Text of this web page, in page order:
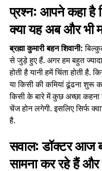
प्रश्न: आपने कहा है
क्या यह अब और भी
ब्रह्मा कुमारी बहन शिवानी:
से जुड़े हुए हैं. अगर हम बहुत ज्यादा
होती है यानी हमें चिंता होती है.
या किसी की कमियां ढूंढना शुरू
किसी के बारे में कुछ अच्छा
चेंज होन लगेगी. इसलिए सिर्फ
है.
सवाल: डॉक्टर आज
सामना कर रहे हैं और